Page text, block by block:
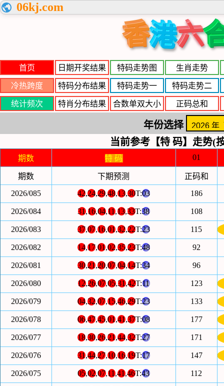
06kj.com
香港六
首页 日期开奖结果 特码走势图 生肖走势
冷热跨度 特码分布结果 特码走势一 特码走势二
统计频次 特肖分布结果 合数单双大小 正码总和
年份选择
当前参考【特 码】走势(
期数 特 码 01
期数 下期预测
正码和
2026/085
42,24,29,48,13,30T:03 186
2026/084 31,16,04,11,13,33T:38 108
2026/083 37,07,16,01,32,22T:23 115
2026/082 14,17,01,02,35,23T:48 92
2026/081 30,21,20,07,04,14T:34 96
2026/080 12,26,07,05,31,42T:11 123
2026/079 04,32,07,15,46,29T:23 133
2026/078 06,47,45,01,41,37T:08 177
2026/077 18,30,26,21,44,32T:27 171
2026/076 31,44,27,10,16,19T:17 147
2026/075 05,02,07,11,41,46T:43 112